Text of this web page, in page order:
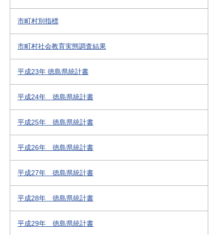
市町村別指標
市町村社会教育実態調査結果
平成23年 徳島県統計書
平成24年 徳島県統計書
平成25年 徳島県統計書
平成26年 徳島県統計書
平成27年 徳島県統計書
平成28年 徳島県統計書
平成29年 徳島県統計書